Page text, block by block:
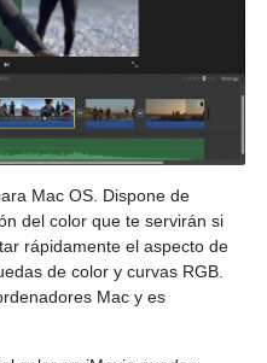
Mac OS. Dispone de
del color que te servirán si
rápidamente el aspecto de
de color y curvas RGB.
Mac y es